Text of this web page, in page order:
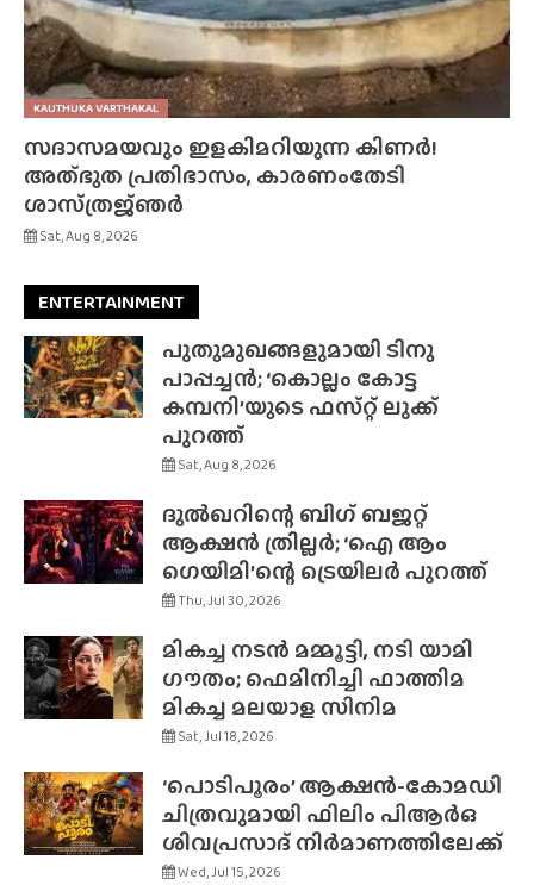
KAUTHUKA VARTHAKAL
സദാസമയവും ഇളകിമറിയുന്ന കിണർ!
അത്‌ഭുത പ്രതിഭാസം, കാരണംതേടി
ശാസ്‌ത്രജ്‌ഞർ
Sat, Aug 8, 2026
ENTERTAINMENT
പുതുമുഖങ്ങളുമായി ടിനു
പാപ്പച്ചൻ; ‘കൊല്ലം കോട്ട
കമ്പനി’യുടെ ഫസ്‌റ്റ് ലുക്ക്
പുറത്ത്
Sat, Aug 8, 2026
ദുൽഖറിന്റെ ബിഗ് ബജറ്റ്
ആക്ഷൻ ത്രില്ലർ; ‘ഐ ആം
ഗെയിമി’ന്റെ ട്രെയിലർ പുറത്ത്
Thu, Jul 30, 2026
മികച്ച നടൻ മമ്മൂട്ടി, നടി യാമി
ഗൗതം; ഫെമിനിച്ചി ഫാത്തിമ
മികച്ച മലയാള സിനിമ
Sat, Jul 18, 2026
‘പൊടിപൂരം’ ആക്ഷൻ-കോമഡി
ചിത്രവുമായി ഫിലിം പിആർഒ
ശിവപ്രസാദ് നിർമാണത്തിലേക്ക്
Wed, Jul 15, 2026